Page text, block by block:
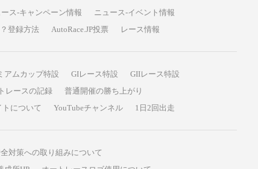
ス-キャンペーン情報
ニュース-イベント情報
登録方法 AutoRace.JP投票 レース情報
アムカップ特設 GIレース特設
GIIレース特設
レースの記録
普通開催の勝ち上がり
について YouTubeチャンネル 1日2回出走
対策への取り組みについて